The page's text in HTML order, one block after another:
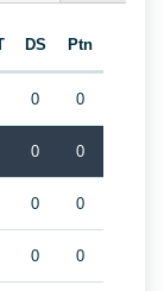
DS Ptn
0 0
0 0
0 0
0 0